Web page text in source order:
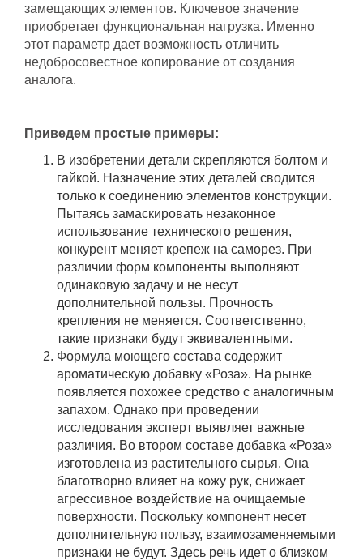
замещающих элементов. Ключевое значение
приобретает функциональная нагрузка. Именно
этот параметр дает возможность отличить
недобросовестное копирование от создания
аналога.
Приведем простые примеры:
В изобретении детали скрепляются болтом и
гайкой. Назначение этих деталей сводится
только к соединению элементов конструкции.
Пытаясь замаскировать незаконное
использование технического решения,
конкурент меняет крепеж на саморез. При
различии форм компоненты выполняют
одинаковую задачу и не несут
дополнительной пользы. Прочность
крепления не меняется. Соответственно,
такие признаки будут эквивалентными.
Формула моющего состава содержит
ароматическую добавку «Роза». На рынке
появляется похожее средство с аналогичным
запахом. Однако при проведении
исследования эксперт выявляет важные
различия. Во втором составе добавка «Роза»
изготовлена из растительного сырья. Она
благотворно влияет на кожу рук, снижает
агрессивное воздействие на очищаемые
поверхности. Поскольку компонент несет
дополнительную пользу, взаимозаменяемыми
признаки не будут. Здесь речь идет о близком